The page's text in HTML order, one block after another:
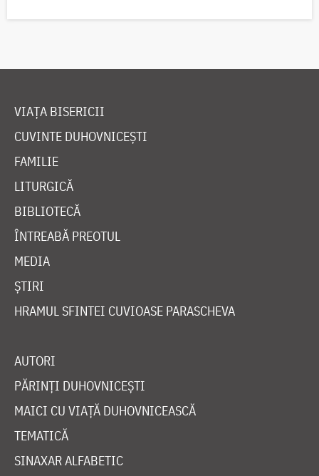
VIAȚA BISERICII
CUVINTE DUHOVNICEȘTI
FAMILIE
LITURGICĂ
BIBLIOTECĂ
ÎNTREABĂ PREOTUL
MEDIA
ȘTIRI
HRAMUL SFINTEI CUVIOASE PARASCHEVA
AUTORI
PĂRINȚI DUHOVNICEȘTI
MAICI CU VIAȚĂ DUHOVNICEASCĂ
TEMATICĂ
SINAXAR ALFABETIC